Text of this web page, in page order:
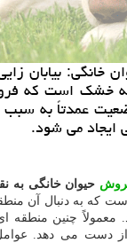
خانگی: بیابان
خشك است كه
عمدتاً به سبب
ایجاد می شود.
حیوان خانگی به
كه به دنبال آن
معمولاً چنین منطقه
دست می دهد. عوامل